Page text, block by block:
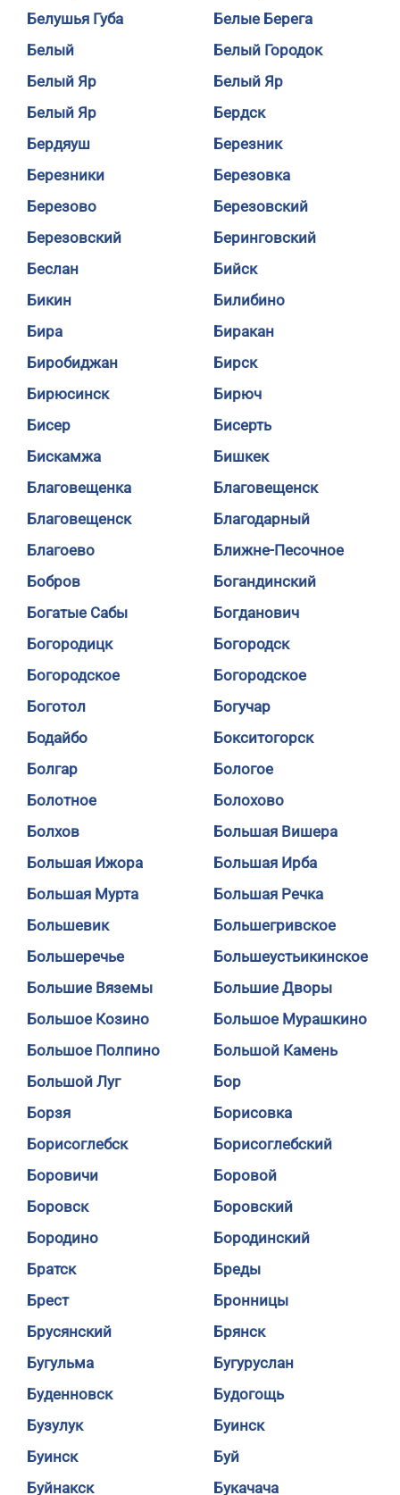
Белушья Губа
Белые Берега
Белый
Белый Городок
Белый Яр
Белый Яр
Белый Яр
Бердск
Бердяуш
Березник
Березники
Березовка
Березово
Березовский
Березовский
Беринговский
Беслан
Бийск
Бикин
Билибино
Бира
Биракан
Биробиджан
Бирск
Бирюсинск
Бирюч
Бисер
Бисерть
Бискамжа
Бишкек
Благовещенка
Благовещенск
Благовещенск
Благодарный
Благоево
Ближне-Песочное
Бобров
Богандинский
Богатые Сабы
Богданович
Богородицк
Богородск
Богородское
Богородское
Боготол
Богучар
Бодайбо
Бокситогорск
Болгар
Бологое
Болотное
Болохово
Болхов
Большая Вишера
Большая Ижора
Большая Ирба
Большая Мурта
Большая Речка
Большевик
Большегривское
Большеречье
Большеустьикинское
Большие Вяземы
Большие Дворы
Большое Козино
Большое Мурашкино
Большое Полпино
Большой Камень
Большой Луг
Бор
Борзя
Борисовка
Борисоглебск
Борисоглебский
Боровичи
Боровой
Боровск
Боровский
Бородино
Бородинский
Братск
Бреды
Брест
Бронницы
Брусянский
Брянск
Бугульма
Бугуруслан
Буденновск
Будогощь
Бузулук
Буинск
Буинск
Буй
Буйнакск
Букачача